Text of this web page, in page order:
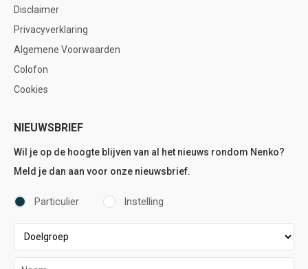
Disclaimer
Privacyverklaring
Algemene Voorwaarden
Colofon
Cookies
NIEUWSBRIEF
Wil je op de hoogte blijven van al het nieuws rondom Nenko?
Meld je dan aan voor onze nieuwsbrief.
Particulier Instelling